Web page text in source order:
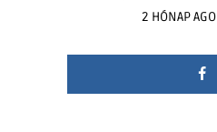
2 HÓNAP AGO